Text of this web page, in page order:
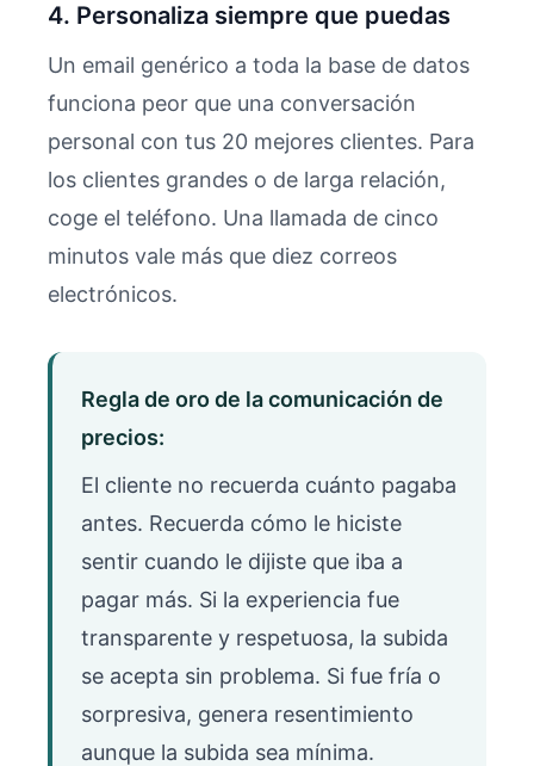
4. Personaliza siempre que puedas
Un email genérico a toda la base de datos
funciona peor que una conversación
personal con tus 20 mejores clientes. Para
los clientes grandes o de larga relación,
coge el teléfono. Una llamada de cinco
minutos vale más que diez correos
electrónicos.
Regla de oro de la comunicación de
precios:
El cliente no recuerda cuánto pagaba
antes. Recuerda cómo le hiciste
sentir cuando le dijiste que iba a
pagar más. Si la experiencia fue
transparente y respetuosa, la subida
se acepta sin problema. Si fue fría o
sorpresiva, genera resentimiento
aunque la subida sea mínima.